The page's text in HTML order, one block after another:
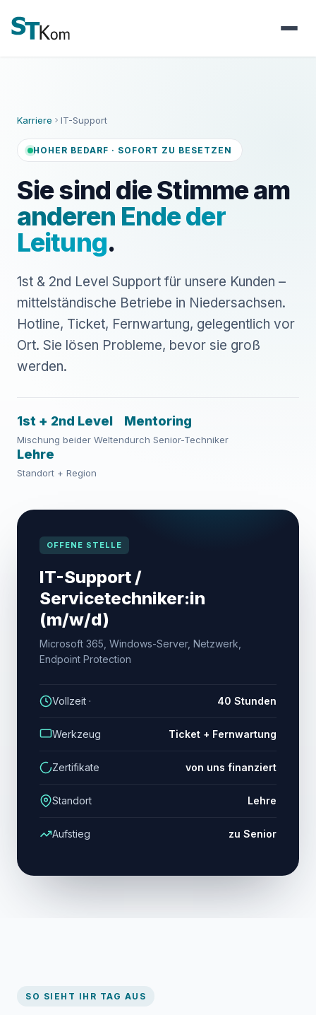
Karriere IT-Support
HOHER BEDARF · SOFORT ZU BESETZEN
Sie sind die Stimme am
anderen Ende der
Leitung.
1st & 2nd Level Support für unsere Kunden –
mittelständische Betriebe in Niedersachsen.
Hotline, Ticket, Fernwartung, gelegentlich vor
Ort. Sie lösen Probleme, bevor sie groß
werden.
1st + 2nd Level
Mischung beider Welten
Mentoring
durch Senior-Techniker
Lehre
Standort + Region
OFFENE STELLE
IT-Support /
Servicetechniker:in
(m/w/d)
Microsoft 365, Windows-Server, Netzwerk,
Endpoint Protection
Vollzeit · 40 Stunden
Werkzeug Ticket + Fernwartung
Zertifikate von uns finanziert
Standort Lehre
Aufstieg zu Senior
SO SIEHT IHR TAG AUS